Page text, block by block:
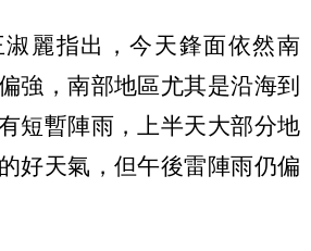
麗指出，今天鋒面依然南
強，南部地區尤其是沿海到
短暫陣雨，上半天大部分地
好天氣，但午後雷陣雨仍偏